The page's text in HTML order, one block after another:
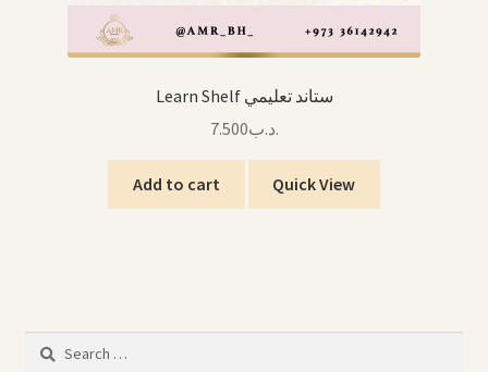
Learn Shelf ستاند تعليمي
.د.ب7.500
Add to cart Quick View
Search